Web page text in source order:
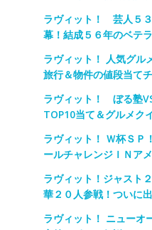
ラヴィット！ 芸人５
幕！結成５６年のベテ
ラヴィット！ 人気グル
旅行＆物件の値段当て
ラヴィット！ ぼる塾
TOP10当て＆グルメク
ラヴィット！ Ｗ杯ＳＰ
ールチャレンジＩＮア
ラヴィット！ジャスト
華２０人参戦！ついに
ラヴィット！ ニューオ